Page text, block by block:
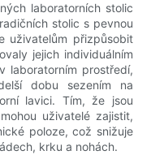
laboratorních stolic
stolic s pevnou
uživatelům přizpůsobit
jejich individuálním
laboratorním prostředí,
dobu sezením na
lavici. Tím, že jsou
uživatelé zajistit,
poloze, což snižuje
krku a nohách.